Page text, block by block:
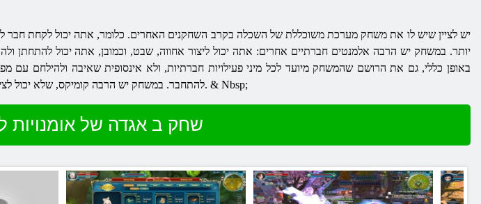
יש לציין שיש לו את משחק מערכת משוכללת של השכלה בקרב השחקנים האחרים. כלומר, אתה יכול לקחת חבר
יותר. במשחק יש הרבה אלמנטים חברתיים אחרים: אתה יכול ליצור אחווה, שבט, וכמובן, אתה יכול להתחתן
באופן כללי, גם את הרושם שהמשחק מיועד לכל מיני פעילויות חברתיות, ולא אינסופית שאיבה ולהילחם
להתחבר. במשחק יש הרבה קומיקס, שלא יכול לצייר לעצמו. אבל קומדיה, כמו שקורה לעתים קרובות, מילות לא יכולות לתאר. & Nbsp;
שחק ב אגדה של אומנויות